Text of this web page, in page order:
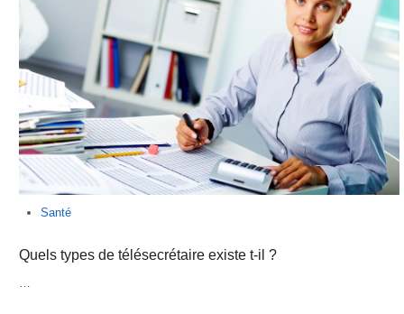
Santé
Quels types de télésecrétaire existe t-il ?
…